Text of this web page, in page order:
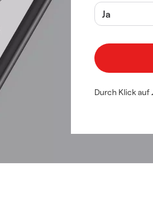
Ja
Durch Klick auf